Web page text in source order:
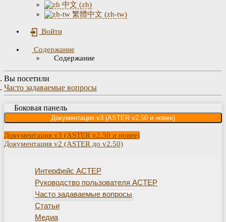
中文 (zh)
繁體中文 (zh-tw)
Войти
Содержание
Содержание
Вы посетили
Часто задаваемые вопросы
Боковая панель
Документация v3 (ASTER v2.50 и новее)
Документация v3 (ASTER v2.50 и новее)
Документация v2 (ASTER до v2.50)
Интерфейс АСТЕР
Руководство пользователя АСТЕР
Часто задаваемые вопросы
Статьи
Медиа